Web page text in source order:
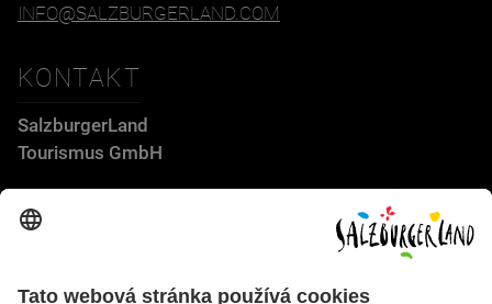
INFO@SALZBURGERLAND.COM
KONTAKT
SalzburgerLand
Tourismus GmbH
Wiener Bundesstraße 23
5300 Hallwang